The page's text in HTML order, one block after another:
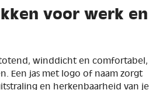
voor werk en
winddicht en comfortabel,
Een jas met logo of naam zorgt
en herkenbaarheid van je